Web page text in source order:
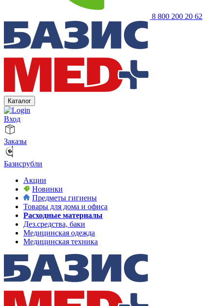
8 800 200 20 62
Каталог
Вход
Заказы
Базисрубли
Акции
Новинки
Предметы гигиены
Товары для дома и офиса
Расходные материалы
Дез.средства, баки
Медицинская одежда
Медицинская техника